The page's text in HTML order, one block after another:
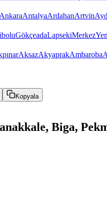
AnkaraAntalyaArdahanArtvin
GökçeadaLapsekiMerkez
AksazAkyaprakAmbaroba
Kopyala
Biga,